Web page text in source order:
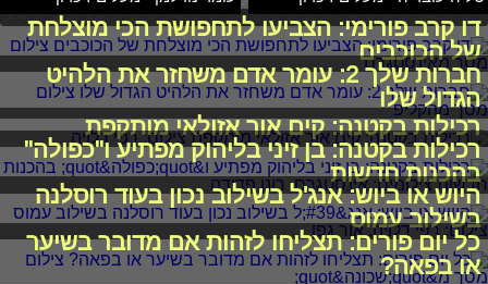
דו קרב פורימי: הצביעו לתחפושת הכי מוצלחת
של הכוכבים
חברות שלך 2: עומר אדם משחזר את הלהיט
הגדול שלו
רכילות בקטנה: קים אור אזולאי מותקפת
רכילות בקטנה: בן זיני בליהוק מפתיע ו"כפולה"
בהכנות חדשות
היוש או ביוש: אנג'ל בשילוב נכון בעוד רוסלנה
בשילוב עמוס
כל יום פורים: תצליחו לזהות אם מדובר בשיער
או בפאה?